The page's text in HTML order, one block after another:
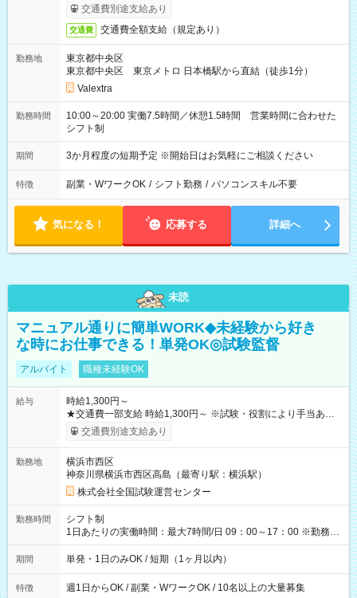
交通費別途支給あり
交通費 交通費全額支給（規定あり）
勤務地
東京都中央区
東京都中央区 東京メトロ 日本橋駅から直結（徒歩1分）
Valextra
勤務時間
10:00～20:00 実働7.5時間／休憩1.5時間 営業時間に合わせた
シフト制
期間 3か月程度の短期予定 ※開始日はお気軽にご相談ください
特徴 副業・WワークOK / シフト勤務 / パソコンスキル不要
気になる！ 応募する 詳細へ
未読
マニュアル通りに簡単WORK◆未経験から好き
な時にお仕事できる！単発OK◎試験監督
アルバイト 職種未経験OK
給与
時給1,300円～
★交通費一部支給 時給1,300円～ ※試験・役割により手当あり
※勤務回数により昇給あり 【即給（前払い）オプションあ
り！】 希望される場合、勤務から1週間ほどで給与の一部を受け
例】 ・河合塾模擬試験 8:30～17:30（休憩1時間） 時給1,300円
×8時間＝日収10,400円＋交通費 ※当日の役割により時給＋100
円の場合あり ・国家試験 7:00～13:30（休憩なし） 時給1,300
円（役割手当＋100円）×6時間＝日収8,400円＋交通費 【試用期
間】試用期間なし
交通費別途支給あり
勤務地
横浜市西区
神奈川県横浜市西区高島（最寄り駅：横浜駅）
株式会社全国試験運営センター
勤務時間
シフト制
1日あたりの実働時間：最大7時間/日 09：00～17：00 ※勤務時
間は 試験により異なります。
期間 単発・1日のみOK / 短期（1ヶ月以内）
特徴 週1日からOK / 副業・WワークOK / 10名以上の大量募集